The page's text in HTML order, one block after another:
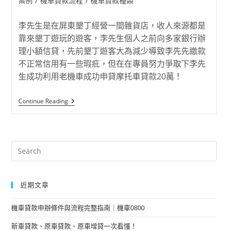
李先生是在屏東墾丁經營一間雜貨店，收人來源都是
靠來墾丁遊玩的遊客，李先生個人之前向多家銀行辦
理小額信貸，先前墾丁遊客大為減少導致李先先繳款
不正常信用有一些瑕疪，但在在專員努力爭取下李先
生成功利用老機車成功申貸摩托車貸款20萬！
Continue Reading
近期文章
機車貸款申辦條件與流程完整指南｜機車0800
新車貸款、原車貸款、原車增貸一次看懂！